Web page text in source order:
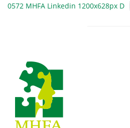
0572 MHFA Linkedin 1200x628px D
Footer